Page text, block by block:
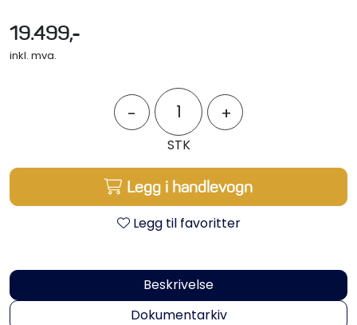
19.499,-
inkl. mva.
- +
STK
Legg i handlevogn
Legg til favoritter
Beskrivelse
Dokumentarkiv
Servicesett
Outlet
Motordelsvelger/SONAR
Brannslukkere